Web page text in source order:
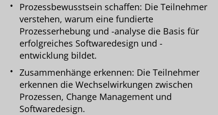
Prozessbewusstsein schaffen: Die Teilnehmer
verstehen, warum eine fundierte
Prozesserhebung und -analyse die Basis für
erfolgreiches Softwaredesign und -
entwicklung bildet.
Zusammenhänge erkennen: Die Teilnehmer
erkennen die Wechselwirkungen zwischen
Prozessen, Change Management und
Softwaredesign.